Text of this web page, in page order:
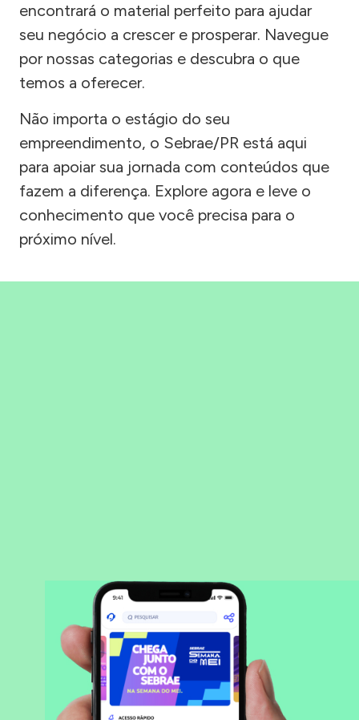
encontrará o material perfeito para ajudar
seu negócio a crescer e prosperar. Navegue
por nossas categorias e descubra o que
temos a oferecer.
Não importa o estágio do seu
empreendimento, o Sebrae/PR está aqui
para apoiar sua jornada com conteúdos que
fazem a diferença. Explore agora e leve o
conhecimento que você precisa para o
próximo nível.